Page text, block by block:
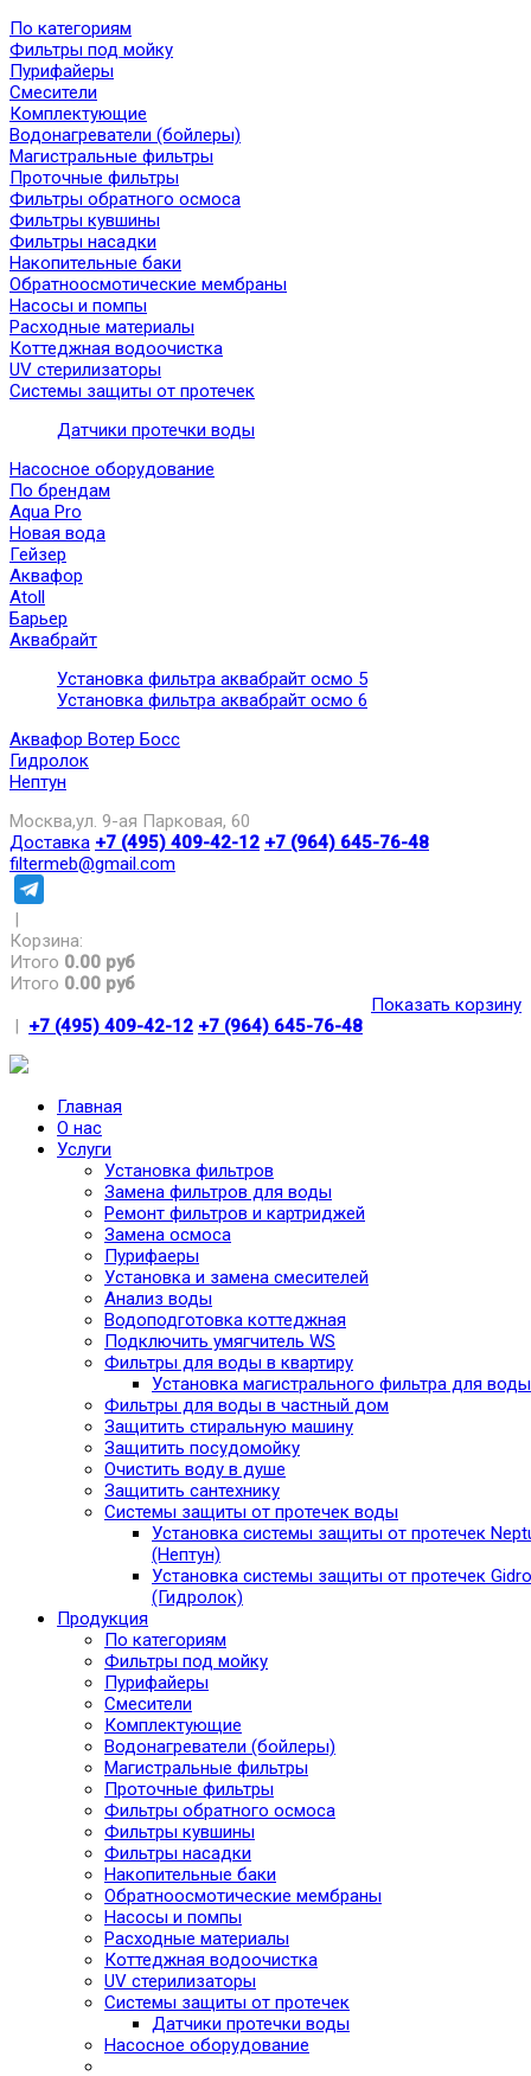
По категориям
Фильтры под мойку
Пурифайеры
Смесители
Комплектующие
Водонагреватели (бойлеры)
Магистральные фильтры
Проточные фильтры
Фильтры обратного осмоса
Фильтры кувшины
Фильтры насадки
Накопительные баки
Обратноосмотические мембраны
Насосы и помпы
Расходные материалы
Коттеджная водоочистка
UV стерилизаторы
Системы защиты от протечек
Датчики протечки воды
Насосное оборудование
По брендам
Aqua Pro
Новая вода
Гейзер
Аквафор
Atoll
Барьер
Аквабрайт
Установка фильтра аквабрайт осмо 5
Установка фильтра аквабрайт осмо 6
Аквафор Вотер Босс
Гидролок
Нептун
Москва,ул. 9-ая Парковая, 60
Доставка +7 (495) 409-42-12 +7 (964) 645-76-48
filtermeb@gmail.com
|
Корзина:
Итого 0.00 руб
Итого 0.00 руб
Показать корзину
| +7 (495) 409-42-12 +7 (964) 645-76-48
Главная
О нас
Услуги
Установка фильтров
Замена фильтров для воды
Ремонт фильтров и картриджей
Замена осмоса
Пурифаеры
Установка и замена смесителей
Анализ воды
Водоподготовка коттеджная
Подключить умягчитель WS
Фильтры для воды в квартиру
Установка магистрального фильтра для воды
Фильтры для воды в частный дом
Защитить стиральную машину
Защитить посудомойку
Очистить воду в душе
Защитить сантехнику
Системы защиты от протечек воды
Установка системы защиты от протечек
(Нептун)
Установка системы защиты от протечек
(Гидролок)
Продукция
По категориям
Фильтры под мойку
Пурифайеры
Смесители
Комплектующие
Водонагреватели (бойлеры)
Магистральные фильтры
Проточные фильтры
Фильтры обратного осмоса
Фильтры кувшины
Фильтры насадки
Накопительные баки
Обратноосмотические мембраны
Насосы и помпы
Расходные материалы
Коттеджная водоочистка
UV стерилизаторы
Системы защиты от протечек
Датчики протечки воды
Насосное оборудование